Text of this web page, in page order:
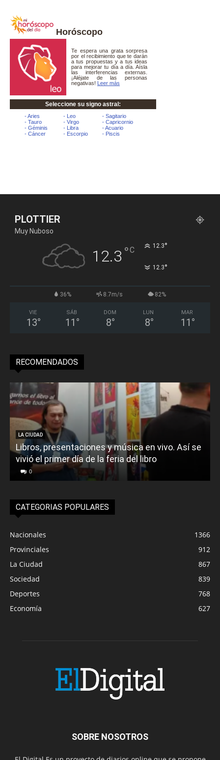
Horóscopo
PLOTTIER
Muy Nuboso
12.3 °C 12.3°
12.3°
36% 8.7m/s 82%
VIE
13°
SÁB
11 °
DOM
8°
LUN
8°
MAR
11 °
RECOMENDADOS
LA CIUDAD
Libros, presentaciones y música en vivo. Así se
vivió el primer día de la feria del libro
0
CATEGORIAS POPULARES
Nacionales
1366
Provinciales
912
La Ciudad
867
Sociedad
839
Deportes
768
Economía
627
SOBRE NOSOTROS